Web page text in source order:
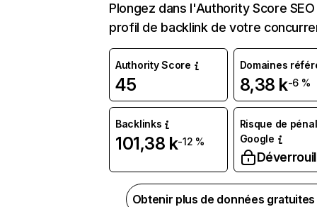
Plongez dans l'Authority Score
profil de backlink de votre
Authority Score
45
Domaines
8,38 k-6 %
Backlinks
101,38 k-12 %
Risque de
Google
Obtenir plus de données